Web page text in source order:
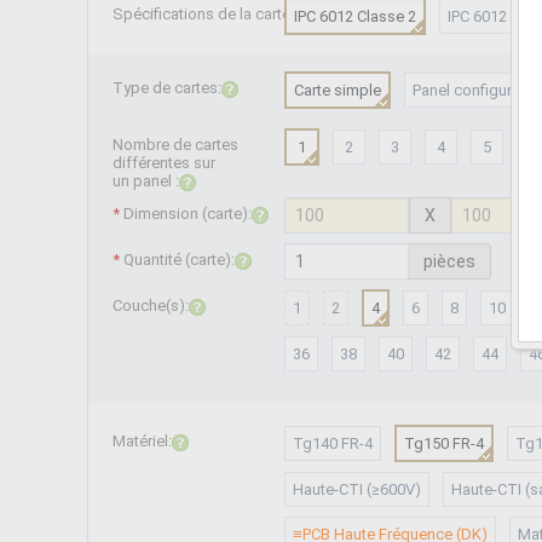
Spécifications de la carte: IPC 6012 Classe 2 IPC 6012
Type de cartes: Carte simple Panel configuré
Nombre de cartes
différentes sur
un panel :
1 2 3 4 5
* Dimension (carte): X
* Quantité (carte): pièces
Couche(s): 1 2 4 6 8 10
36 38 40 42 44
Matériel: Tg140 FR-4 Tg150 FR-4
Haute-CTI (≥600V) Haute-CTI
≡PCB Haute Fréquence (DK)